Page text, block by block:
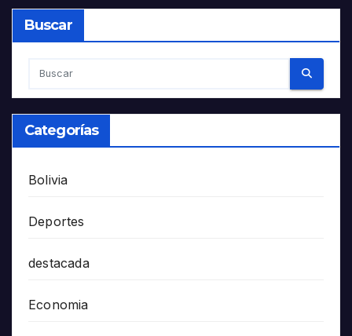
Buscar
Categorías
Bolivia
Deportes
destacada
Economia